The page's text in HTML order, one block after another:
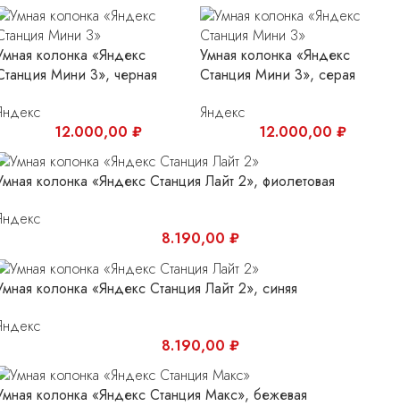
колонка «Яндекс
Мини 3», черная
12.000,00 ₽
Умная колонка «Яндекс
Станция Мини 3», серая
Яндекс
12.000,00 ₽
колонка «Яндекс Станция Лайт 2», фиолетовая
8.190,00 ₽
колонка «Яндекс Станция Лайт 2», синяя
8.190,00 ₽
колонка «Яндекс Станция Макс», бежевая